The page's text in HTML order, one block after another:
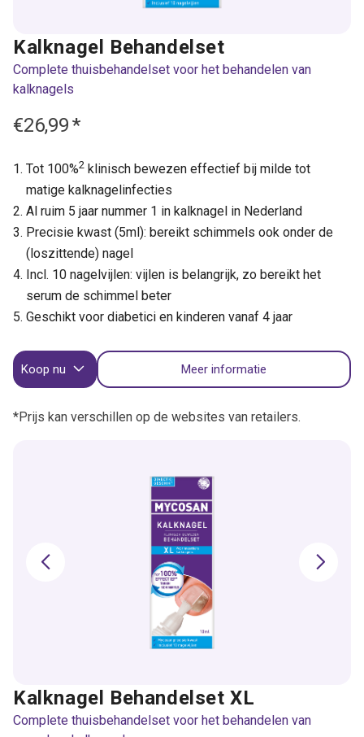
Kalknagel Behandelset
Complete thuisbehandelset voor het behandelen van
kalknagels
€26,99*
Tot 100%2 klinisch bewezen effectief bij milde tot
matige kalknagelinfecties
Al ruim 5 jaar nummer 1 in kalknagel in Nederland
Precisie kwast (5ml): bereikt schimmels ook onder de
(loszittende) nagel
Incl. 10 nagelvijlen: vijlen is belangrijk, zo bereikt het
serum de schimmel beter
Geschikt voor diabetici en kinderen vanaf 4 jaar
Koop nu Meer informatie
*Prijs kan verschillen op de websites van retailers.
Kalknagel Behandelset XL
Complete thuisbehandelset voor het behandelen van